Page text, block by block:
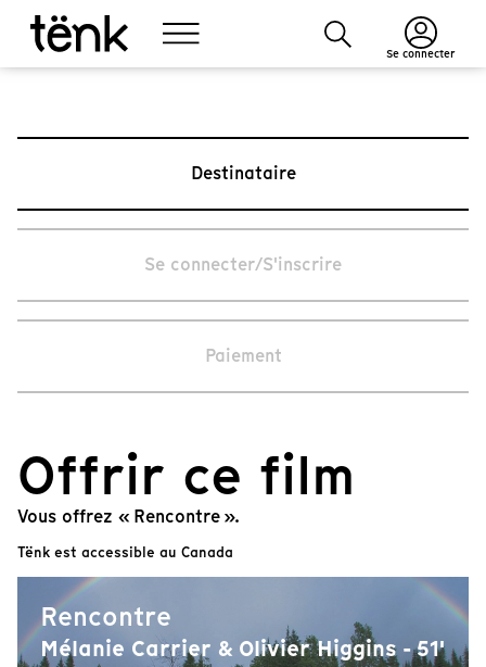
Se connecter
Destinataire
Se connecter/S'inscrire
Paiement
Offrir ce film
Vous offrez « Rencontre ».
Tënk est accessible au Canada
Rencontre
Mélanie Carrier & Olivier Higgins - 51'